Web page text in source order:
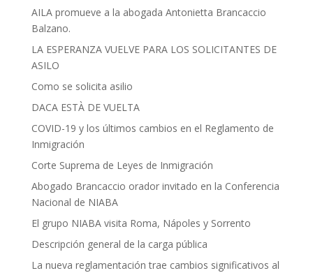
AILA promueve a la abogada Antonietta Brancaccio
Balzano.
LA ESPERANZA VUELVE PARA LOS SOLICITANTES DE
ASILO
Como se solicita asilio
DACA ESTÀ DE VUELTA
COVID-19 y los últimos cambios en el Reglamento de
Inmigración
Corte Suprema de Leyes de Inmigración
Abogado Brancaccio orador invitado en la Conferencia
Nacional de NIABA
El grupo NIABA visita Roma, Nápoles y Sorrento
Descripción general de la carga pública
La nueva reglamentación trae cambios significativos al